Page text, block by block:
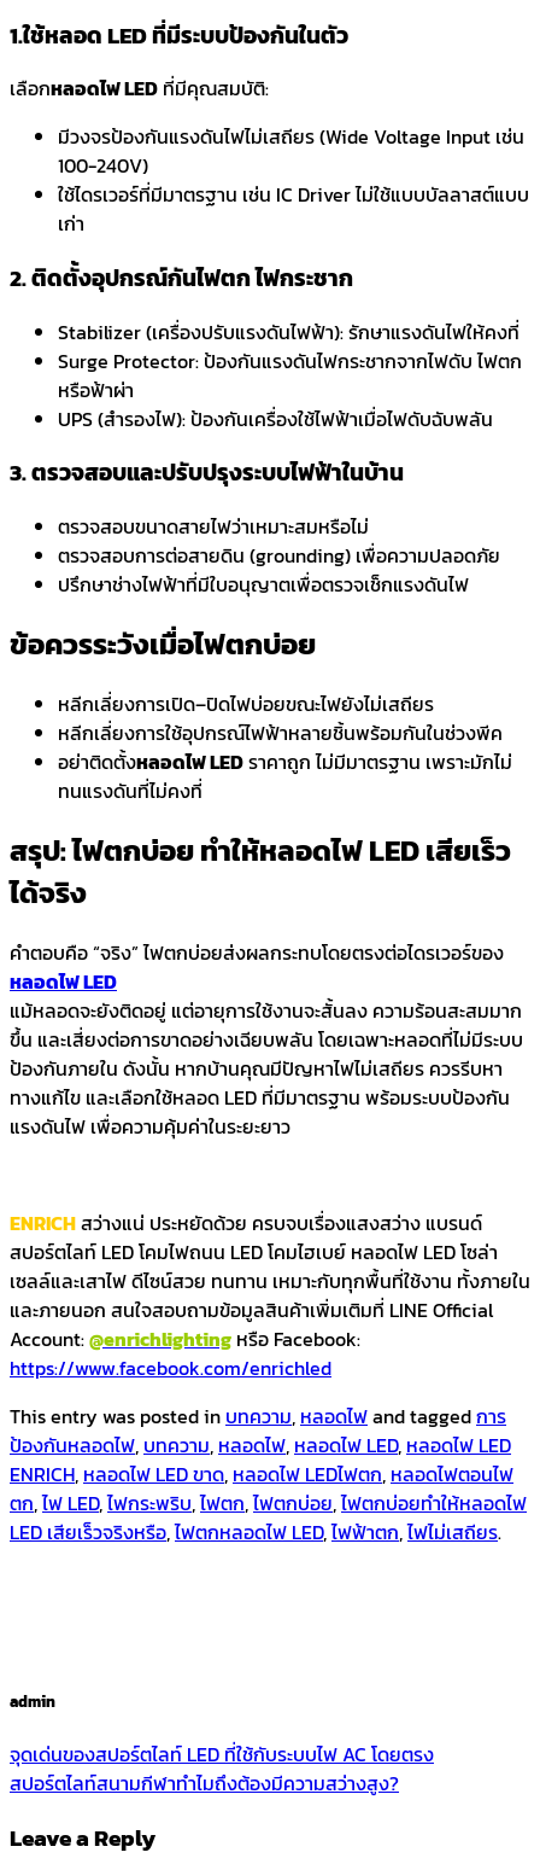
1.ใช้หลอด LED ที่มีระบบป้องกันในตัว
เลือกหลอดไฟ LED ที่มีคุณสมบัติ:
มีวงจรป้องกันแรงดันไฟไม่เสถียร (Wide Voltage Input เช่น
100-240V)
ใช้ไดรเวอร์ที่มีมาตรฐาน เช่น IC Driver ไม่ใช้แบบบัลลาสต์แบบ
เก่า
2. ติดตั้งอุปกรณ์กันไฟตก ไฟกระชาก
Stabilizer (เครื่องปรับแรงดันไฟฟ้า):รักษาแรงดันไฟให้คงที่
Surge Protector: ป้องกันแรงดันไฟกระชากจากไฟดับ ไฟตก
หรือฟ้าผ่า
UPS (สำรองไฟ): ป้องกันเครื่องใช้ไฟฟ้าเมื่อไฟดับฉับพลัน
3. ตรวจสอบและปรับปรุงระบบไฟฟ้าในบ้าน
ตรวจสอบขนาดสายไฟว่าเหมาะสมหรือไม่
ตรวจสอบการต่อสายดิน (grounding) เพื่อความปลอดภัย
ปรึกษาช่างไฟฟ้าที่มีใบอนุญาตเพื่อตรวจเช็กแรงดันไฟ
ข้อควรระวังเมื่อไฟตกบ่อย
หลีกเลี่ยงการเปิด–ปิดไฟบ่อยขณะไฟยังไม่เสถียร
หลีกเลี่ยงการใช้อุปกรณ์ไฟฟ้าหลายชิ้นพร้อมกันในช่วงพีค
อย่าติดตั้งหลอดไฟ LEDราคาถูก ไม่มีมาตรฐาน เพราะมักไม่
ทนแรงดันที่ไม่คงที่
สรุป: ไฟตกบ่อย ทำให้หลอดไฟ LED เสียเร็ว
ได้จริง
คำตอบคือ“จริง”ไฟตกบ่อยส่งผลกระทบโดยตรงต่อไดรเวอร์ของ
หลอดไฟ LED
แม้หลอดจะยังติดอยู่ แต่อายุการใช้งานจะสั้นลง ความร้อนสะสมมาก
ขึ้น และเสี่ยงต่อการขาดอย่างเฉียบพลัน โดยเฉพาะหลอดที่ไม่มีระบบ
ป้องกันภายใน ดังนั้น หากบ้านคุณมีปัญหาไฟไม่เสถียร ควรรีบหา
ทางแก้ไข และเลือกใช้หลอด LED ที่มีมาตรฐาน พร้อมระบบป้องกัน
แรงดันไฟ เพื่อความคุ้มค่าในระยะยาว
ENRICHสว่างแน่ ประหยัดด้วย ครบจบเรื่องแสงสว่าง แบรนด์
สปอร์ตไลท์ LED โคมไฟถนน LED โคมไฮเบย์ หลอดไฟ LED โซล่า
เซลล์และเสาไฟ ดีไซน์สวย ทนทาน เหมาะกับทุกพื้นที่ใช้งาน ทั้งภายใน
และภายนอก สนใจสอบถามข้อมูลสินค้าเพิ่มเติมที่ LINE Official
Account:@enrichlighting หรือ Facebook:
https://www.facebook.com/enrichled
This entry was posted in บทความ, หลอดไฟand taggedการ
ป้องกันหลอดไฟ, บทความ, หลอดไฟ, หลอดไฟ LED, หลอดไฟ LED
ENRICH, หลอดไฟ LED ขาด, หลอดไฟ LEDไฟตก, หลอดไฟตอนไฟ
ตก,ไฟ LED,ไฟกระพริบ,ไฟตก,ไฟตกบ่อย,ไฟตกบ่อยทำให้หลอดไฟ
LED เสียเร็วจริงหรือ,ไฟตกหลอดไฟ LED,ไฟฟ้าตก,ไฟไม่เสถียร.
admin
จุดเด่นของสปอร์ตไลท์ LED ที่ใช้กับระบบไฟ AC โดยตรง
สปอร์ตไลท์สนามกีฬาทำไมถึงต้องมีความสว่างสูง?
Leave a Reply